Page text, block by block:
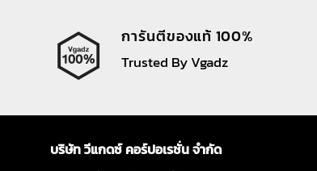
การันตีของแท้ 100%
Trusted By Vgadz
บริษัท วีแกดซ์ คอร์ปอเรชั่น จำกัด